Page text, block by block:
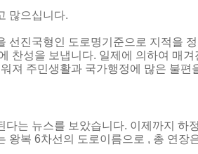
많으십니다.
선진국형인 도로명기준으로 지적을
찬성을 보냅니다. 일제에 의하여 매겨
져 주민생활과 국가행정에 많은 불편
는 뉴스를 보았습니다. 이제까지 하
왕복 6차선의 도로이름으로 , 총 연장